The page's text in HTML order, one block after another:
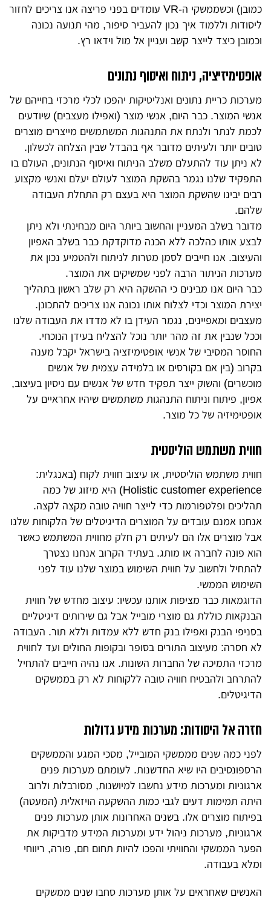
כמובן) וכשממשקי ה-VR עומדים בפני פריצה אנו צריכים לחזור
ליסודות וללמוד איך נכון להעביר סיפור, מהי תנועה נכונה
וכמובן כיצד לייצר קשב ועניין אל מול וידאו רץ.
אופטימיזיציה, ניתוח ואיסוף נתונים
מערכות כריית נתונים ואנליטיקות יהפכו לכלי מרכזי בחייהם של
אנשי המוצר. כבר היום, אנשי מוצר (ואפילו מעצבים) שיודעים
לכמת לנתר ולנתח את התנהגות המשתמשים מייצרים מוצרים
טובים יותר ולעיתים מדובר אף בהבדל שבין הצלחה לכשלון.
לא ניתן עוד להתעלם משלב הניתוח ואיסוף הנתונים, העולם בו
התפקיד שלנו נגמר בהשקת המוצר לעולם יעלם ואנשי מקצוע
רבים יבינו שהשקת המוצר היא בעצם רק התחלת העבודה
שלהם.
מדובר בשלב המעניין והחשוב ביותר היום מבחינתי ולא ניתן
לבצע אותו כהלכה ללא הכנה מדוקדקת כבר בשלב האפיון
והעיצוב. אנו חייבים לסמן מטרות לניתוח ולהטמיע נכון את
מערכות הניתור הרבה לפני שמשיקים את המוצר.
כבר היום אנו מבינים כי ההשקה היא רק שלב ראשון בתהליך
יצירת המוצר וכדי לצלוח אותו נכונה אנו צריכים להתכונן.
מעצבים ומאפיינים, נגמר העידן בו לא מדדו את העבודה שלנו
וככל שנבין את זה מהר יותר נוכל להצליח בעידן הנוכחי.
החוסר המסיבי של אנשי אופטימיזציה בישראל יקבל מענה
בקרוב (בין אם בקורסים או בלמידה עצמית של אנשים
מוכשרים) והשוק ייצר תפקיד חדש של אנשים עם ניסיון בעיצוב,
אפיון, פיתוח וניתוח התנהגות משתמשים שיהיו אחראיים על
אופטימיזיה של כל מוצר.
חווית משתמש הוליסטית
חווית משתמש הוליסטית, או עיצוב חווית לקוח (באנגלית:
Holistic customer experience) היא מיזוג של כמה
תהליכים ופלטפורמות כדי לייצר חוויה טובה מקצה לקצה.
אנחנו אמנם עובדים על המוצרים הדיגיטלים של הלקוחות שלנו
אבל מוצרים אלו הם לעיתים רק חלק מחווית המשתמש כאשר
הוא פונה לחברה או מותג. בעתיד הקרוב אנחנו נצטרך
להתחיל ולחשוב על חווית השימוש במוצר שלנו עוד לפני
השימוש הממשי.
הדוגמאות כבר מציפות אותנו עכשיו: עיצוב מחדש של חווית
הבנקאות כוללת גם מוצרי מובייל אבל גם שירותים דיגיטליים
בסניפי הבנק ואפילו בנק חדש ללא עמדות וללא תור. העבודה
לא חסרה: מעיצוב התורים בסופר ובקופות החולים ועד לחווית
מרכזי התמיכה של החברות השונות. אנו נהיה חייבים להתחיל
להתרחב ולהבטיח חוויה טובה ללקוחות לא רק בממשקים
הדיגיטלים.
חזרה אל היסודות: מערכות מידע גדולות
לפני כמה שנים מממשקי המובייל, מסכי המגע והממשקים
הרספונסיבים היו שיא החדשנות. לעומתם מערכות פנים
ארגוניות ומערכות מידע נחשבו למיושנות, מסורבלות ולרוב
היתה תמימות דעים לגבי כמות ההשקעה הויזאלית (המעטה)
בפיתוח מוצרים אלו. בשנים האחרונות אותן מערכות פנים
ארגוניות, מערכות ניהול ידע ומערכות המידע מדביקות את
הפער הממשקי והחוויתי והפכו להיות תחום חם, פורה, ריווחי
ומלא בעבודה.
האנשים שאחראים על אותן מערכות סחבו שנים ממשקים